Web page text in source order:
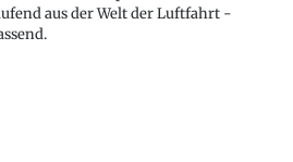
aus der Welt der Luftfahrt -